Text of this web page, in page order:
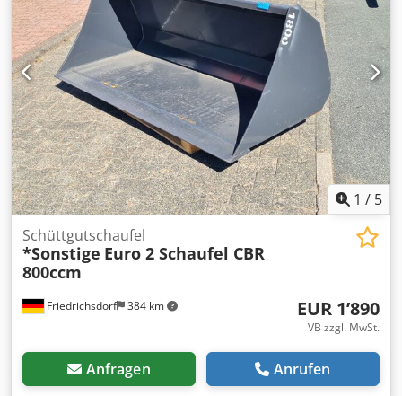
1 / 5
Friedrichsdorf 384 km
Schüttgutschaufel
*Sonstige Euro 2 Schaufel CBR
800ccm
EUR 1’890
VB zzgl. MwSt.
Anfragen Anrufen